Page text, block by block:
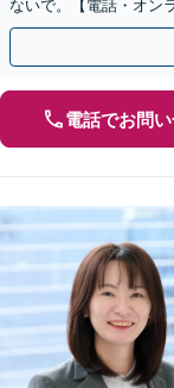
ないで。【電話・オン
電話でお問